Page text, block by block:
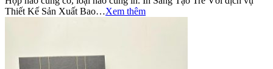
Thiết Kế Sản Xuất Bao…Xem thêm